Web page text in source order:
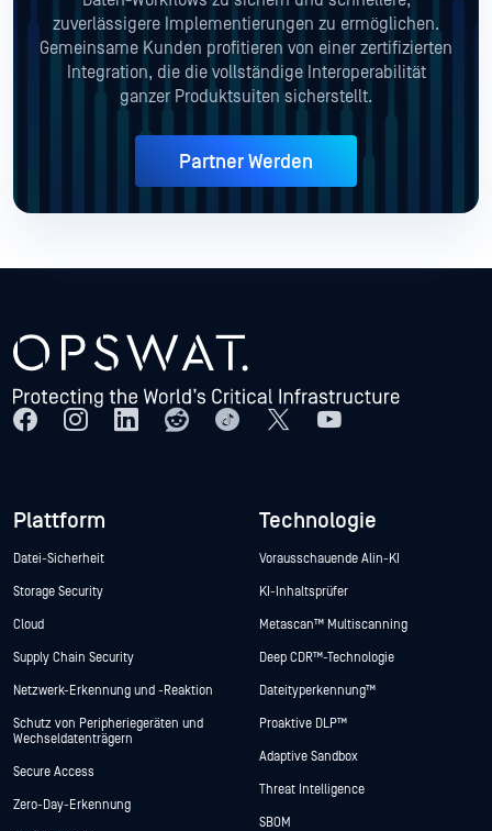
zuverlässigere Implementierungen zu ermöglichen.
Gemeinsame Kunden profitieren von einer zertifizierten
Integration, die die vollständige Interoperabilität
ganzer Produktsuiten sicherstellt.
Partner Werden
Plattform
Datei-Sicherheit
Storage Security
Cloud
Supply Chain Security
Netzwerk-Erkennung und -Reaktion
Schutz von Peripheriegeräten und
Wechseldatenträgern
Secure Access
Zero-Day-Erkennung
Technologie
Vorausschauende Alin-KI
KI-Inhaltsprüfer
Metascan™ Multiscanning
Deep CDR™-Technologie
Dateityperkennung™
Proaktive DLP™
Adaptive Sandbox
Threat Intelligence
SBOM